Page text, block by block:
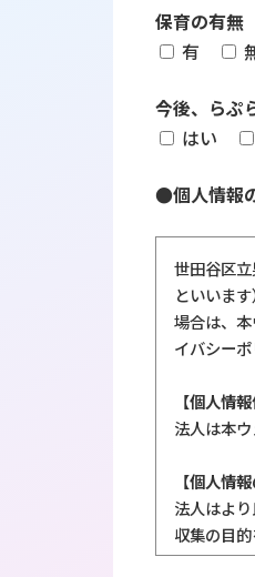
保育の有無
有
今後、らぷ
はい
●個人情報
世田谷区
といいま
場合は、
イバシー
【個人情
法人は本
【個人情
法人はよ
収集の目
法人はあ